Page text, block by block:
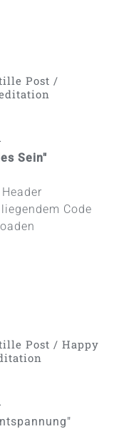
Post /
Sein"
Code
Post / Happy